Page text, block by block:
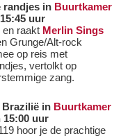
randjes in Buurtkamer
uur
en raakt Merlin Sings
Grunge/Alt-rock
op reis met
vertolkt op
zang.
Brazilië in Buurtkamer
15:00 uur
hoor je de prachtige